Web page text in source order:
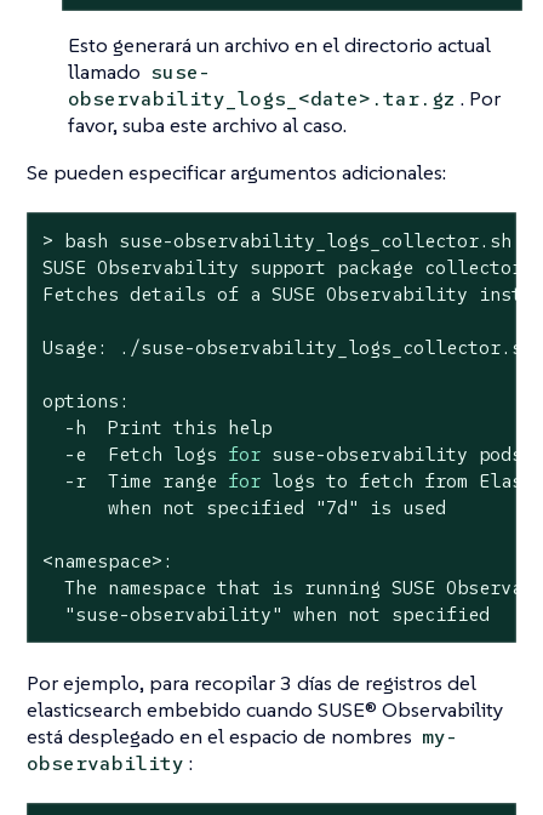
Esto generará un archivo en el directorio actual
llamado suse-
observability_logs_<date>.tar.gz . Por
favor, suba este archivo al caso.
Se pueden especificar argumentos adicionales:
> bash suse-observability_logs_collector.sh -h
SUSE Observability support package collector.
Fetches details of a SUSE Observability
Usage: ./suse-observability_logs_collector.sh
options:
  -h  Print this
help
  -e  Fetch logs
for suse-observability pods
  -r  Time range
for logs to fetch from
      when not specified
"7d" is used
<namespace>:
The namespace that is running SUSE
"suse-observability" when not specified
Por ejemplo, para recopilar 3 días de registros del
elasticsearch embebido cuando SUSE® Observability
está desplegado en el espacio de nombres my-
observability :